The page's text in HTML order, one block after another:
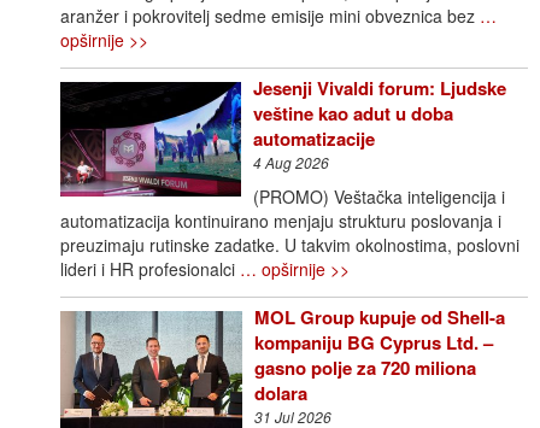
aranžer i pokrovitelj sedme emisije mini obveznica bez …
opširnije >>
Jesenji Vivaldi forum: Ljudske
veštine kao adut u doba
automatizacije
4 Aug 2026
(PROMO) Veštačka inteligencija i
automatizacija kontinuirano menjaju strukturu poslovanja i
preuzimaju rutinske zadatke. U takvim okolnostima, poslovni
lideri i HR profesionalci … opširnije >>
MOL Group kupuje od Shell-a
kompaniju BG Cyprus Ltd. –
gasno polje za 720 miliona
dolara
31 Jul 2026